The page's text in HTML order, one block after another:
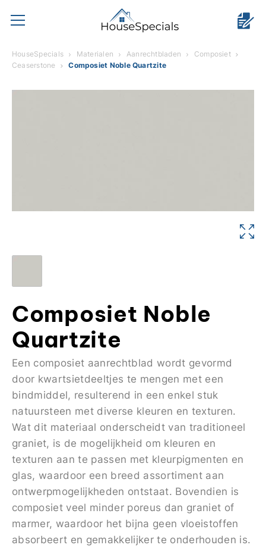
HouseSpecials Materialen Aanrechtbladen
Composiet
Ceaserstone
Composiet Noble Quartzite
Composiet Noble
Quartzite
Een composiet aanrechtblad wordt gevormd
door kwartsietdeeltjes te mengen met een
bindmiddel, resulterend in een enkel stuk
natuursteen met diverse kleuren en texturen.
Wat dit materiaal onderscheidt van traditioneel
graniet, is de mogelijkheid om kleuren en
texturen aan te passen met kleurpigmenten en
glas, waardoor een breed assortiment aan
ontwerpmogelijkheden ontstaat. Bovendien is
composiet veel minder poreus dan graniet of
marmer, waardoor het bijna geen vloeistoffen
absorbeert en gemakkelijker te onderhouden is.